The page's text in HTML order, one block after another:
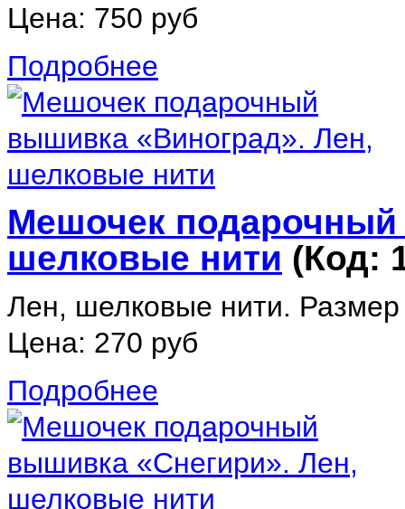
Цена: 750 руб
Подробнее
Мешочек
шелковые нити (Код:
Лен, шелковые нити.
Цена: 270 руб
Подробнее